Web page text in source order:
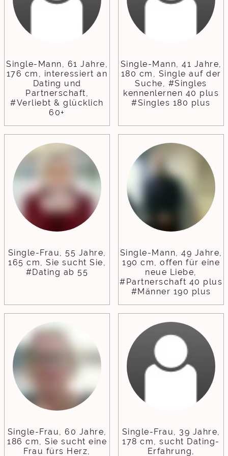
Single-Mann, 61 Jahre,
176 cm, interessiert an
Dating und
Partnerschaft,
#Verliebt & glücklich
60+
Single-Mann, 41 Jahre,
180 cm, Single auf der
Suche, #Singles
kennenlernen 40 plus
#Singles 180 plus
Single-Frau, 55 Jahre,
165 cm, Sie sucht Sie,
#Dating ab 55
Single-Mann, 49 Jahre,
190 cm, offen für eine
neue Liebe,
#Partnerschaft 40 plus
#Männer 190 plus
Single-Frau, 60 Jahre,
186 cm, Sie sucht eine
Frau fürs Herz,
Single-Frau, 39 Jahre,
178 cm, sucht Dating-
Erfahrung,